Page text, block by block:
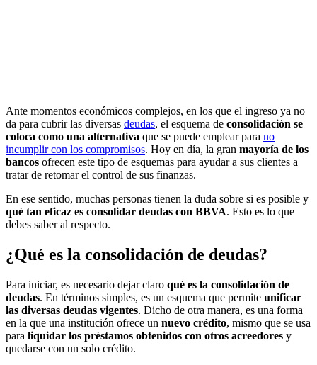
Ante momentos económicos complejos, en los que el ingreso ya no
da para cubrir las diversas deudas, el esquema de consolidación se
coloca como una alternativa que se puede emplear para no
incumplir con los compromisos. Hoy en día, la gran mayoría de los
bancos ofrecen este tipo de esquemas para ayudar a sus clientes a
tratar de retomar el control de sus finanzas.
En ese sentido, muchas personas tienen la duda sobre si es posible y
qué tan eficaz es consolidar deudas con BBVA. Esto es lo que
debes saber al respecto.
¿Qué es la consolidación de deudas?
Para iniciar, es necesario dejar claro qué es la consolidación de
deudas. En términos simples, es un esquema que permite unificar
las diversas deudas vigentes. Dicho de otra manera, es una forma
en la que una institución ofrece un nuevo crédito, mismo que se usa
para liquidar los préstamos obtenidos con otros acreedores y
quedarse con un solo crédito.